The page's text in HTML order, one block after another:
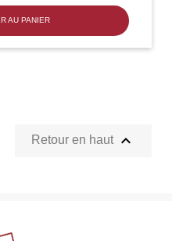
AU PANIER
Retour en haut 